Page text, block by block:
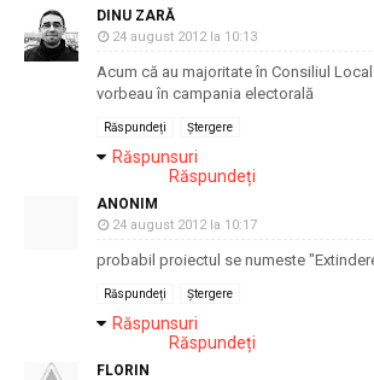
DINU ZARĂ
24 august 2012 la 10:13
Acum că au majoritate în Consiliul
vorbeau în campania electorală
Răspundeți Ștergere
Răspunsuri
Răspundeți
ANONIM
24 august 2012 la 10:17
probabil proiectul se numeste
Răspundeți Ștergere
Răspunsuri
Răspundeți
FLORIN